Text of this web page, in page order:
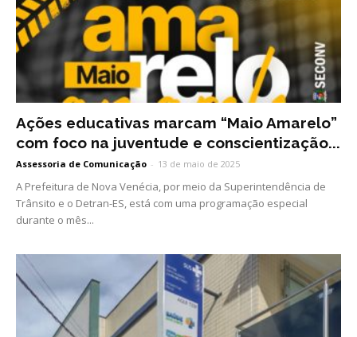
Ações educativas marcam “Maio Amarelo”
com foco na juventude e conscientização...
Assessoria de Comunicação - 13 de maio de 2025
A Prefeitura de Nova Venécia, por meio da Superintendência de
Trânsito e o Detran-ES, está com uma programação especial
durante o mês...